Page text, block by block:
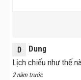
D
Dung
Lịch chiếu như thế
2 năm trước